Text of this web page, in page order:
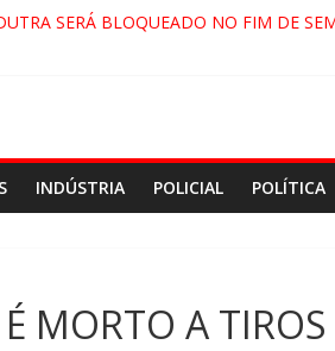
SERÁ BLOQUEADO NO FIM DE
INDÚSTRIA POLICIAL POLÍTICA
MORTO A TIROS